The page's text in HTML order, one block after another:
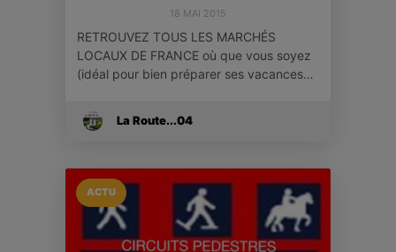
18 MAI 2015
RETROUVEZ TOUS LES MARCHÉS
LOCAUX DE FRANCE où que vous soyez
(idéal pour bien préparer ses vacances…
La Route...04
ACTU